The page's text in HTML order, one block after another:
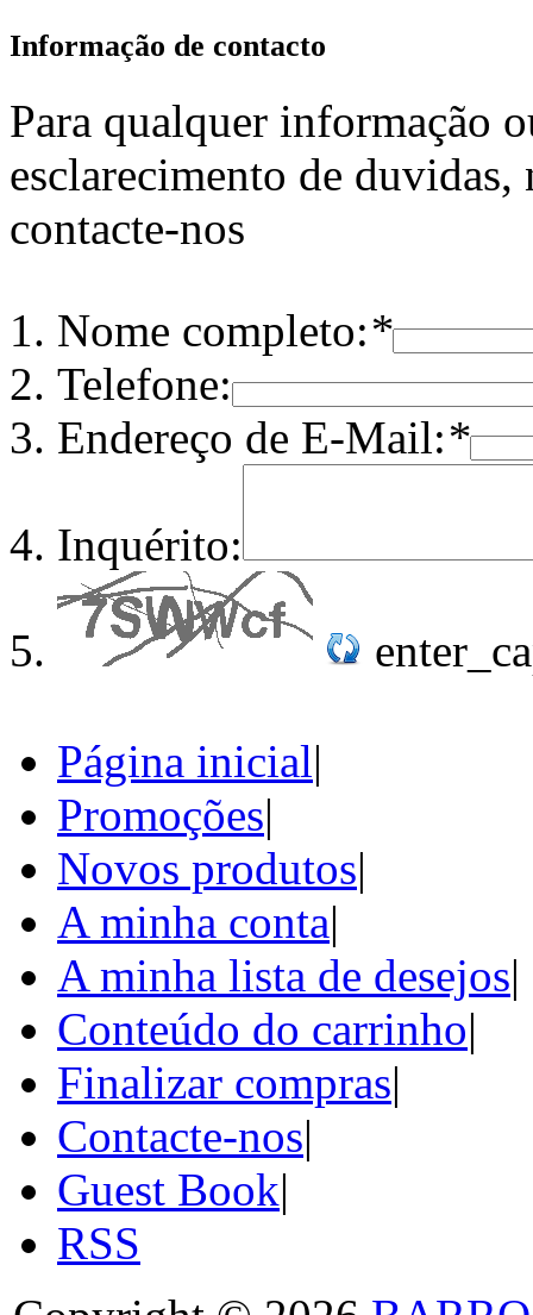
Informação de contacto
Para qualquer informação
esclarecimento de duvidas,
contacte-nos
Nome completo:*
Telefone:
Endereço de E-Mail:*
Inquérito:
Página inicial|
Promoções|
Novos produtos|
A minha conta|
A minha lista de desejos|
Conteúdo do carrinho|
Finalizar compras|
Contacte-nos|
Guest Book|
RSS